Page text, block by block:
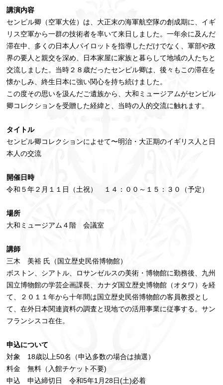
講演内容
センピル卿（空軍大佐）は、大正末の海軍航空隊の創成期に、イギ
リス空軍から一群の技術者を率いて来日しました。一年余に及んだ
滞在中、多くの日本人パイロットを指導しただけでなく、軍部や政
界の要人と親交を深め、日本家屋に家族と暮らして地域の人たちと
交流しました。当時２８歳だったセンピル卿は、後々もこの滞在を
懐かしみ、終生日本に強い関心を持ち続けました。
この度その思いを汲んだご遺族から、大和ミュージアムがセンピル
卿コレクションを受贈した経緯と、当時の人的交流に触れます。
タイトル
センピル卿コレクションによせて〜明治・大正期のイギリス人と日
本人の交流
開催日時
令和５年２月１１日（土祝） １４：００～１５：３０（予定）
場所
大和ミュージアム４階 会議室
講師
三木 美裕 氏（国立歴史民俗博物館）
ボストン、シアトル、ロサンゼルスの美術・博物館に勤務後、九州
国立博物館の学芸企画課長、カナダ国立歴史博物館（オタワ）を経
て、２０１１年から十年間は国立歴史民俗博物館の客員教授とし
て、在外日本関連資料の調査と現地での活用事業に従事する。サン
フランシスコ在住。
申込について
対象 18歳以上50名（申込多数の場合は抽選）
料金 無料（入館チケット不要)
申込 申込締切日 令和5年1月28日(土)必着